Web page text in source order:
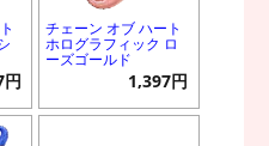
円
チェーン オブ ハート
ホログラフィック ロ
ーズゴールド
1,397円